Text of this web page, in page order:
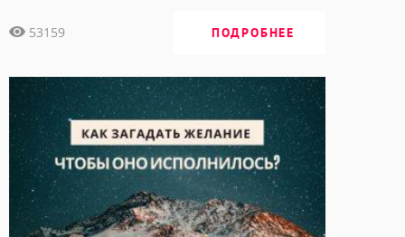
53159 ПОДРОБНЕЕ